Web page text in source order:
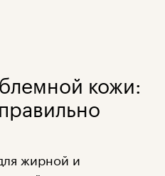
кожи:
жирной и